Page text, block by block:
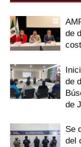
de
de
de
Se
del